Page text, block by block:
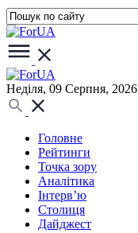
Неділя, 09 Серпня, 2026
Головне
Рейтинги
Точка зору
Аналітика
Інтерв’ю
Столиця
Дайджест